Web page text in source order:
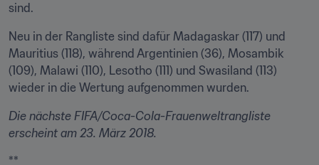
sind.
Neu in der Rangliste sind dafür Madagaskar (117) und
Mauritius (118), während Argentinien (36), Mosambik
(109), Malawi (110), Lesotho (111) und Swasiland (113)
wieder in die Wertung aufgenommen wurden.
Die nächste FIFA/Coca-Cola-Frauenwelt­rangliste
erscheint am 23. März 2018.
**